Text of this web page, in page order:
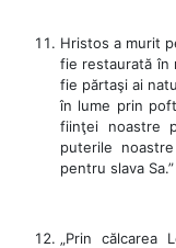
Hristos a murit
fie restaurată în
fie părtaşi ai
în lume prin
fiinţei noastre
puterile
pentru slava
„Prin călcarea